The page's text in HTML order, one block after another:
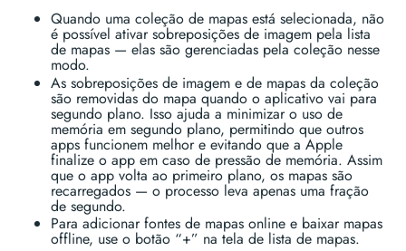
Quando uma coleção de mapas está selecionada, não
é possível ativar sobreposições de imagem pela lista
de mapas — elas são gerenciadas pela coleção nesse
modo.
As sobreposições de imagem e de mapas da coleção
são removidas do mapa quando o aplicativo vai para
segundo plano. Isso ajuda a minimizar o uso de
memória em segundo plano, permitindo que outros
apps funcionem melhor e evitando que a Apple
finalize o app em caso de pressão de memória. Assim
que o app volta ao primeiro plano, os mapas são
recarregados — o processo leva apenas uma fração
de segundo.
Para adicionar fontes de mapas online e baixar mapas
offline, use o botão “+” na tela de lista de mapas.